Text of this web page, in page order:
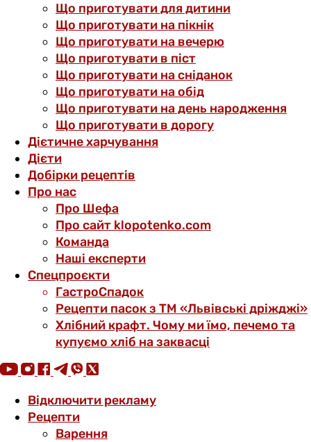
Що приготувати для дитини
Що приготувати на пікнік
Що приготувати на вечерю
Що приготувати в піст
Що приготувати на сніданок
Що приготувати на обід
Що приготувати на день народження
Що приготувати в дорогу
Дієтичне харчування
Дієти
Добірки рецептів
Про нас
Про Шефа
Про сайт klopotenko.com
Команда
Наші експерти
Спецпроєкти
ГастроСпадок
Рецепти пасок з ТМ «Львівські дріжджі»
Хлібний крафт. Чому ми їмо, печемо та
купуємо хліб на заквасці
Відключити рекламу
Рецепти
Варення